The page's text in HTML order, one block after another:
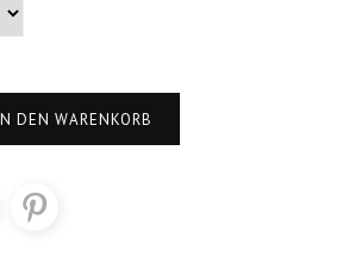
DEN WARENKORB